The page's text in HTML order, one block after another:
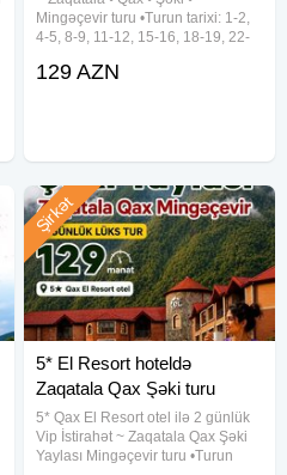
Mingəçevir turu •Turun tarixi: 1-2,
4-5, 8-9, 11-12, 15-16, 18-19, 22-
qiyməti: 129 azn (1 nəfər üçün)
129 AZN
5* El Resort hoteldə
Zaqatala Qax Şəki turu
5* Qax El Resort otel ilə 2 günlük
Vip İstirahət ~ Zaqatala Qax Şəki
Yaylası Mingəçevir turu •Turun
Şirkət